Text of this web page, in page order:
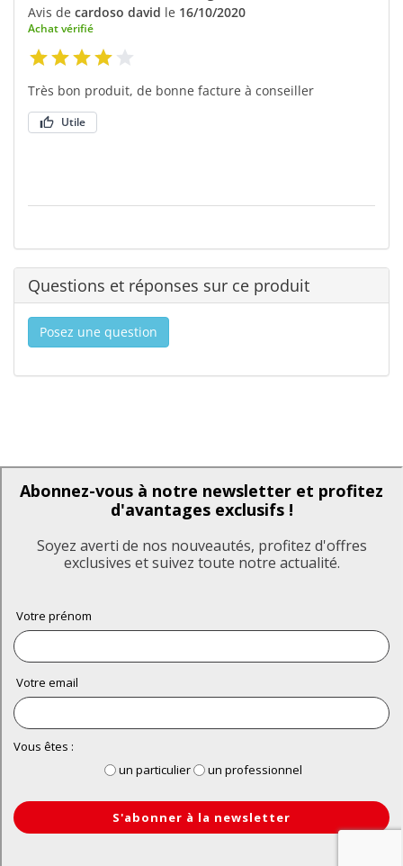
Avis de cardoso david le 16/10/2020
Achat vérifié
Très bon produit, de bonne facture à conseiller
Utile
Questions et réponses sur ce produit
Posez une question